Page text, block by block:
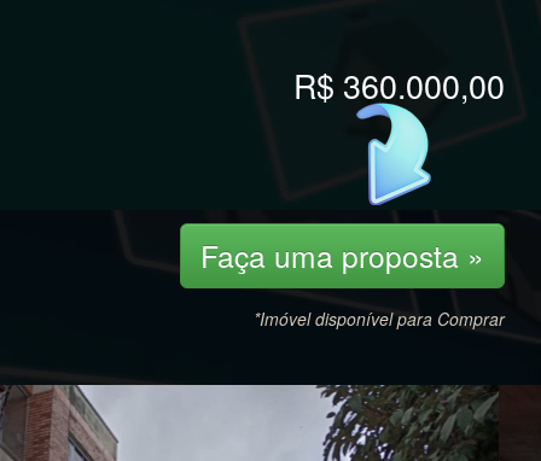
R$ 360.000,00
Faça uma proposta »
*Imóvel disponível para Comprar
Previous